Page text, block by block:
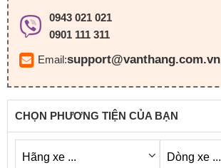
0943 021 021
0901 111 311
Email:support@vanthang.com.vn
CHỌN PHƯƠNG TIỆN CỦA BẠN